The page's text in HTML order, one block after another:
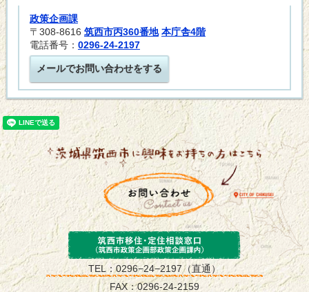
政策企画課
〒308-8616 筑西市丙360番地 本庁舎4階
電話番号： 0296-24-2197
メールでお問い合わせをする
筑西市政策企
TEL：0296−24−2197（直通）
FAX：0296-24-2159